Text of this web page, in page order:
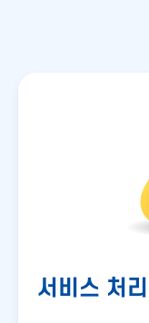
서비스 처